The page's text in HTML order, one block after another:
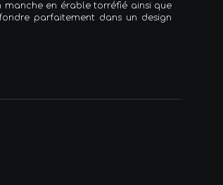
manche en érable torréfié ainsi que
parfaitement dans un design